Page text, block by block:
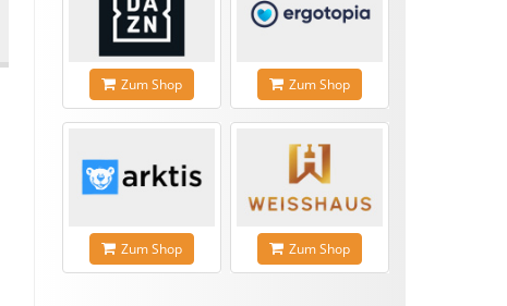
Zum Shop Zum Shop
Zum Shop Zum Shop